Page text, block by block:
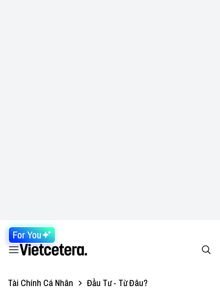
For You
Tài Chính Cá Nhân Đầu Tư - Từ Đâu?